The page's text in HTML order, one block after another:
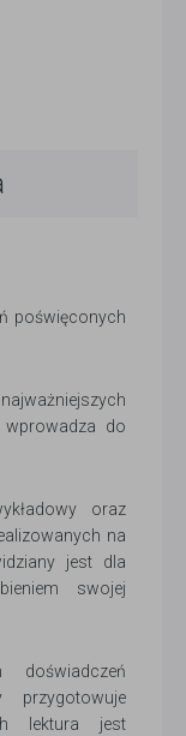
poświęconych
do
oraz
na
jest dla
swojej
przygotowuje
lektura jest